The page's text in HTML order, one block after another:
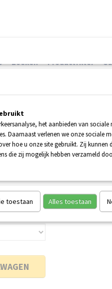
Zoeken Productfilter
1 VX
(inclusief btw 21%)
het aanbieden van sociale
Daarnaast verlenen we onze sociale
hoe u onze site gebruikt. Zij kunnen
die zij mogelijk hebben verzameld
toestaan Alles toestaan